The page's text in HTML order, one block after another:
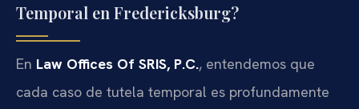
Temporal en Fredericksburg?
En Law Offices Of SRIS, P.C., entendemos que
cada caso de tutela temporal es profundamente